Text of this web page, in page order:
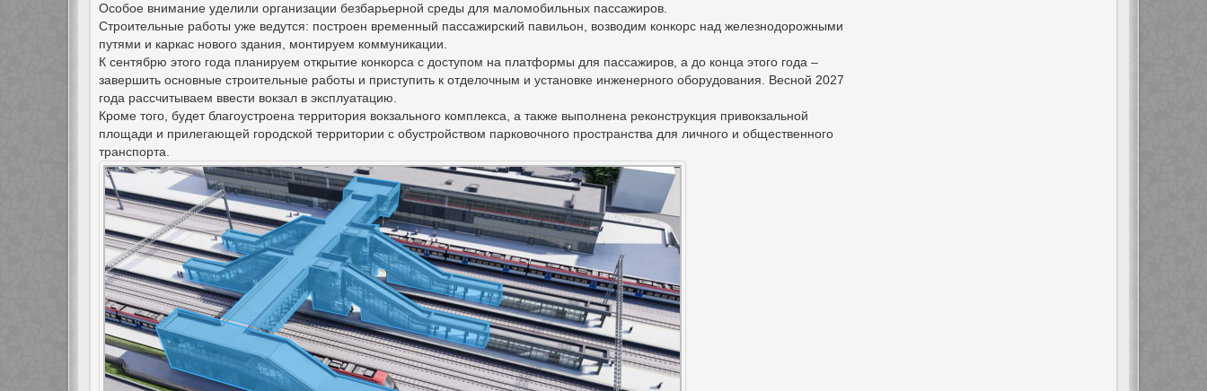
Особое внимание уделили организации безбарьерной среды для маломобильных пассажиров.
Строительные работы уже ведутся: построен временный пассажирский павильон, возводим конкорс над железнодорожными
путями и каркас нового здания, монтируем коммуникации.
К сентябрю этого года планируем открытие конкорса с доступом на платформы для пассажиров, а до конца этого года –
завершить основные строительные работы и приступить к отделочным и установке инженерного оборудования. Весной 2027
года рассчитываем ввести вокзал в эксплуатацию.
Кроме того, будет благоустроена территория вокзального комплекса, а также выполнена реконструкция привокзальной
площади и прилегающей городской территории с обустройством парковочного пространства для личного и общественного
транспорта.